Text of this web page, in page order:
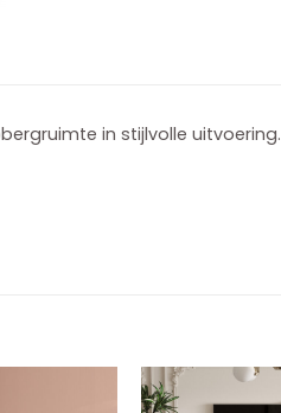
in stijlvolle uitvoering.